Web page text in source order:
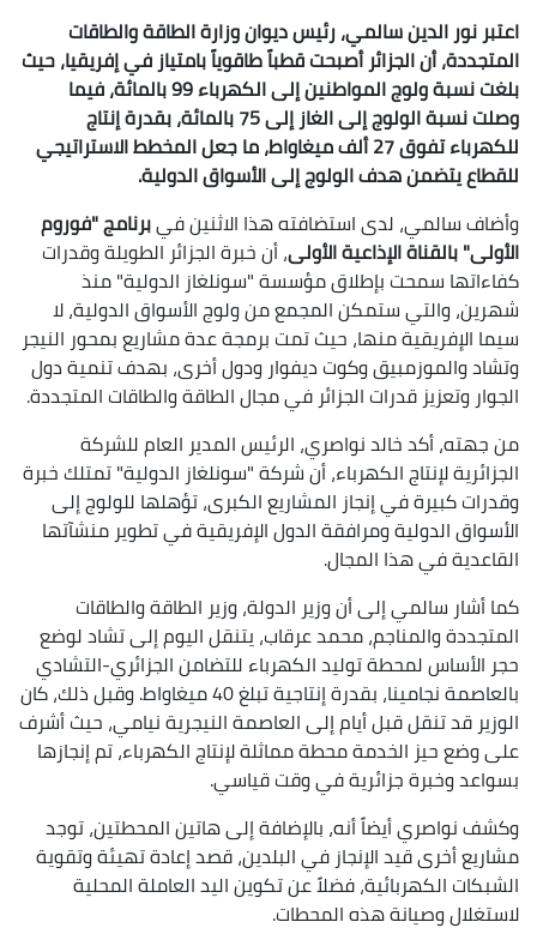
اعتبر نور الدين سالمي، رئيس ديوان وزارة الطاقة والطاقات
المتجددة، أن الجزائر أصبحت قطباً طاقوياً بامتياز في إفريقيا، حيث
بلغت نسبة ولوج المواطنين إلى الكهرباء 99 بالمائة، فيما
وصلت نسبة الولوج إلى الغاز إلى 75 بالمائة، بقدرة إنتاج
للكهرباء تفوق 27 ألف ميغاواط، ما جعل المخطط الاستراتيجي
للقطاع يتضمن هدف الولوج إلى الأسواق الدولية.
وأضاف سالمي، لدى استضافته هذا الاثنين فيبرنامج "فوروم
الأولى" بالقناة الإذاعية الأولى، أن خبرة الجزائر الطويلة وقدرات
كفاءاتها سمحت بإطلاق مؤسسة "سونلغاز الدولية" منذ
شهرين، والتي ستمكن المجمع من ولوج الأسواق الدولية، لا
سيما الإفريقية منها، حيث تمت برمجة عدة مشاريع بمحور النيجر
وتشاد والموزمبيق وكوت ديفوار ودول أخرى، بهدف تنمية دول
الجوار وتعزيز قدرات الجزائر في مجال الطاقة والطاقات المتجددة.
من جهته، أكد خالد نواصري، الرئيس المدير العام للشركة
الجزائرية لإنتاج الكهرباء، أن شركة "سونلغاز الدولية" تمتلك خبرة
وقدرات كبيرة في إنجاز المشاريع الكبرى، تؤهلها للولوج إلى
الأسواق الدولية ومرافقة الدول الإفريقية في تطوير منشآتها
القاعدية في هذا المجال.
كما أشار سالمي إلى أن وزير الدولة، وزير الطاقة والطاقات
المتجددة والمناجم، محمد عرقاب، يتنقل اليوم إلى تشاد لوضع
حجر الأساس لمحطة توليد الكهرباء للتضامن الجزائري-التشادي
بالعاصمة نجامينا، بقدرة إنتاجية تبلغ 40 ميغاواط. وقبل ذلك، كان
الوزير قد تنقل قبل أيام إلى العاصمة النيجرية نيامي، حيث أشرف
على وضع حيز الخدمة محطة مماثلة لإنتاج الكهرباء، تم إنجازها
بسواعد وخبرة جزائرية في وقت قياسي.
وكشف نواصري أيضاً أنه، بالإضافة إلى هاتين المحطتين، توجد
مشاريع أخرى قيد الإنجاز في البلدين، قصد إعادة تهيئة وتقوية
الشبكات الكهربائية، فضلاً عن تكوين اليد العاملة المحلية
لاستغلال وصيانة هذه المحطات.